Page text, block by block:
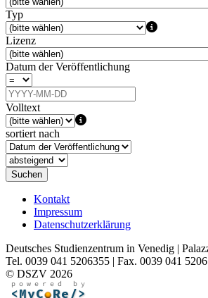
Typ
Lizenz
Datum der Veröffentlichung
Volltext
sortiert nach
Suchen
Kontakt
Impressum
Datenschutzerklärung
Deutsches Studienzentrum in Venedig |
Tel. 0039 041 5206355 | Fax. 0039 041
© DSZV 2026